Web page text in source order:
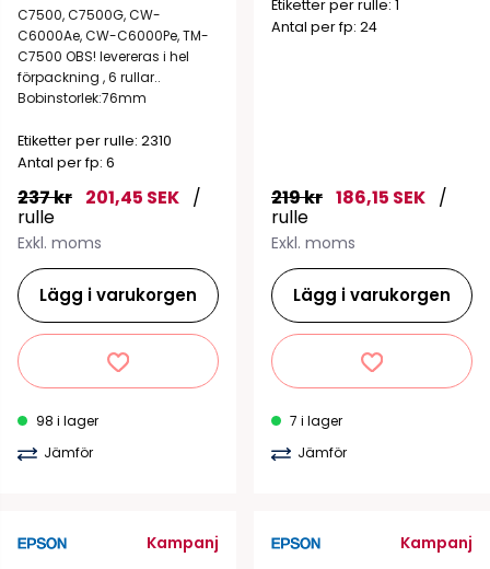
C7500, C7500G, CW-
C6000Ae, CW-C6000Pe, TM-
C7500 OBS! levereras i hel
förpackning , 6 rullar..
Bobinstorlek:76mm
Etiketter per rulle: 2310
Antal per fp: 6
237 kr 201,45 SEK /
rulle
Exkl. moms
Lägg i varukorgen
98 i lager
Jämför
Etiketter per rulle: 1
Antal per fp: 24
219 kr 186,15 SEK /
rulle
Exkl. moms
Lägg i varukorgen
7 i lager
Jämför
Kampanj Kampanj